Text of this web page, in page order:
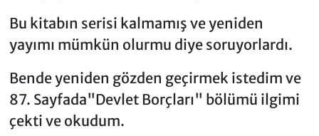
Bu kitabın serisi kalmamış ve yeniden
yayımı mümkün olurmu diye soruyorlardı.
Bende yeniden gözden geçirmek istedim ve
87. Sayfada"Devlet Borçları" bölümü ilgimi
çekti ve okudum.